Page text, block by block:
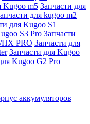
Kugoo m5 Запчасти для
для kugoo m2
для Kugoo S1
S3 Pro Запчасти
HX PRO Запчасти для
Запчасти для Kugoo
Kugoo G2 Pro
аккумуляторов